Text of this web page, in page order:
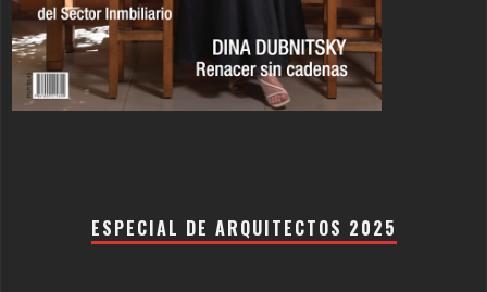
ESPECIAL DE ARQUITECTOS 2025